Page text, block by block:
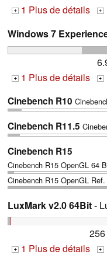
+ 1 Plus de détails +
Windows 7
+ 1 Plus de détails +
Cinebench R10
Cinebench R11.5
Cinebench R15
Cinebench R15 OpenGL 64
Cinebench R15 OpenGL
LuxMark v2.0 64Bit-
+ 1 Plus de détails +